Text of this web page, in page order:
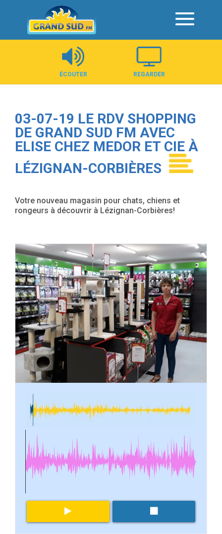
Panneau de gestion des cookies
ÉCOUTER REGARDER
03-07-19 LE RDV SHOPPING
DE GRAND SUD FM AVEC
ELISE CHEZ MEDOR ET CIE À
LÉZIGNAN-CORBIÈRES
Votre nouveau magasin pour chats, chiens et
rongeurs à découvrir à Lézignan-Corbières!